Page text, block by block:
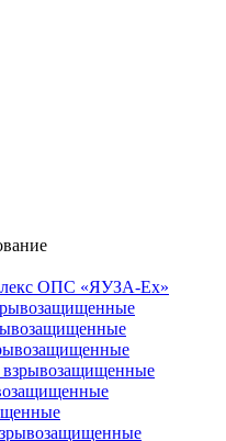
ОПС «ЯУЗА-Ех»